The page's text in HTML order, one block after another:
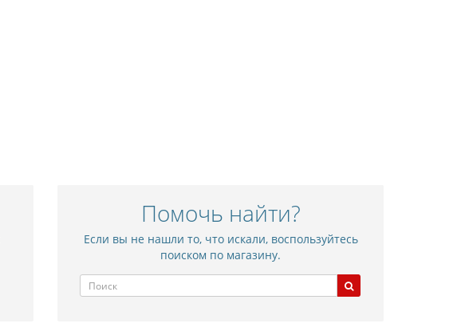
Помочь найти?
Если вы не нашли то, что искали, воспользуйтесь
поиском по магазину.